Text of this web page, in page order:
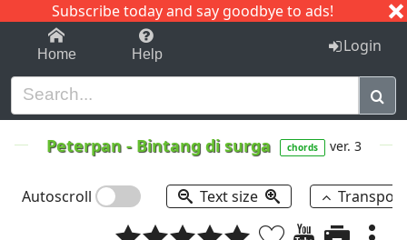
Subscribe today and say goodbye to ads!
1-9 C I J
Home Help Login
Peterpan- Bintang di surga chords ver. 3
Autoscroll Text size